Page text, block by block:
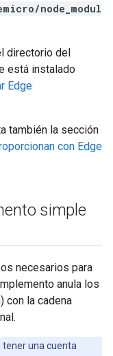
node_modul
directorio del
está instalado
Edge
también la sección
con Edge
simple
necesarios para
anula los
con la cadena
tener una cuenta